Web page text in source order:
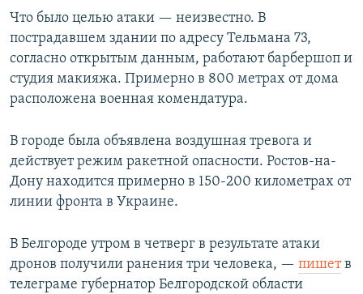
Что было целью атаки — неизвестно. В
пострадавшем здании по адресу Тельмана 73,
согласно открытым данным, работают барбершоп и
студия макияжа. Примерно в 800 метрах от дома
расположена военная комендатура.
В городе была объявлена воздушная тревога и
действует режим ракетной опасности. Ростов-на-
Дону находится примерно в 150-200 километрах от
линии фронта в Украине.
В Белгороде утром в четверг в результате атаки
дронов получили ранения три человека, — пишетв
телеграме губернатор Белгородской области